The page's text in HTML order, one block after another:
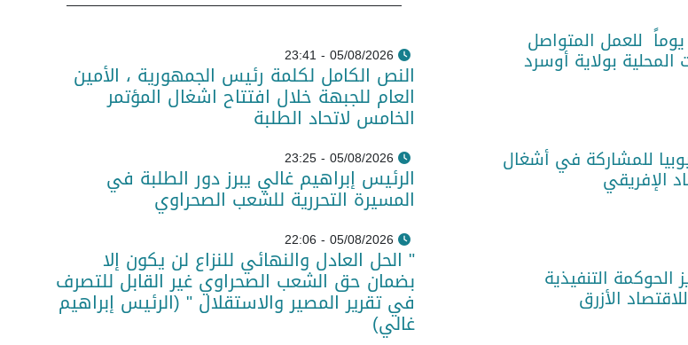
للعمل المتواصل
بولاية أوسرد
للمشاركة في أشغال
التنفيذية
الأزرق
05/08/2026 - 23:41
النص الكامل لكلمة رئيس الجمهورية ، الأمين
العام للجبهة خلال افتتاح اشغال المؤتمر
الخامس لاتحاد الطلبة
05/08/2026 - 23:25
الرئيس إبراهيم غالي يبرز دور الطلبة في
المسيرة التحررية للشعب الصحراوي
05/08/2026 - 22:06
" الحل العادل والنهائي للنزاع لن يكون إلا
بضمان حق الشعب الصحراوي غير القابل للتصرف
في تقرير المصير والاستقلال " (الرئيس إبراهيم
غالي)